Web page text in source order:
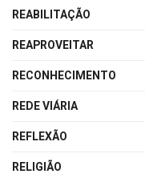
REABILITAÇÃO
REAPROVEITAR
RECONHECIMENTO
REDE VIÁRIA
REFLEXÃO
RELIGIÃO